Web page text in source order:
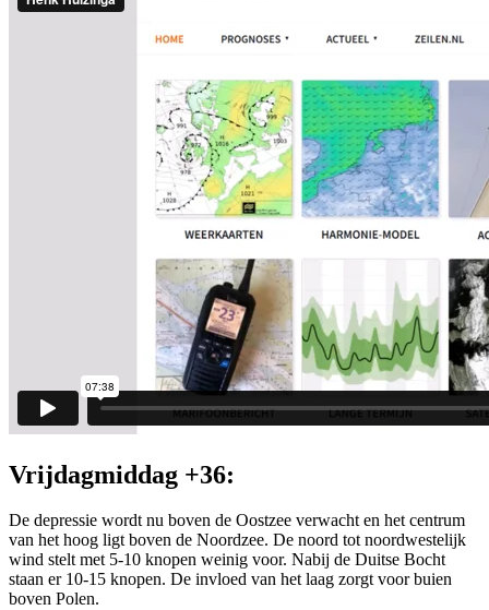
Vrijdagmiddag +36:
De depressie wordt nu boven de Oostzee verwacht en het centrum
van het hoog ligt boven de Noordzee. De noord tot noordwestelijk
wind stelt met 5-10 knopen weinig voor. Nabij de Duitse Bocht
staan er 10-15 knopen. De invloed van het laag zorgt voor buien
boven Polen.